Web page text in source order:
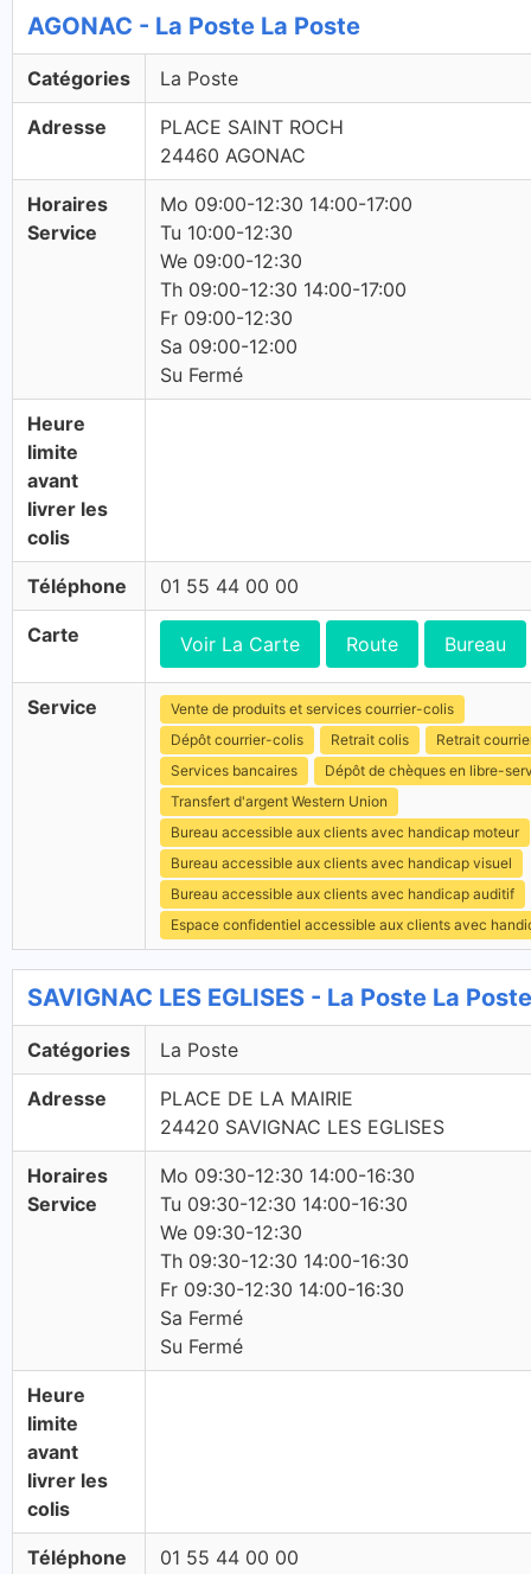
AGONAC - La Poste La Poste
Catégories La Poste
Adresse
PLACE SAINT ROCH
24460 AGONAC
Horaires
Service
Mo 09:00-12:30 14:00-17:00
Tu 10:00-12:30
We 09:00-12:30
Th 09:00-12:30 14:00-17:00
Fr 09:00-12:30
Sa 09:00-12:00
Su Fermé
Heure
limite
avant
livrer les
colis
Téléphone 01 55 44 00 00
Carte Voir La Carte Route Bureau
Service
Vente de produits et services courrier-colis
Dépôt courrier-colis
Retrait colis
Retrait
Services bancaires
Dépôt de chèques en libre-
Transfert d'argent Western Union
Bureau accessible aux clients avec handicap moteur
Bureau accessible aux clients avec handicap visuel
Bureau accessible aux clients avec handicap auditif
Espace confidentiel accessible aux clients avec
SAVIGNAC LES EGLISES - La Poste La Poste
Catégories La Poste
Adresse
PLACE DE LA MAIRIE
24420 SAVIGNAC LES EGLISES
Horaires
Service
Mo 09:30-12:30 14:00-16:30
Tu 09:30-12:30 14:00-16:30
We 09:30-12:30
Th 09:30-12:30 14:00-16:30
Fr 09:30-12:30 14:00-16:30
Sa Fermé
Su Fermé
Heure
limite
avant
livrer les
colis
Téléphone 01 55 44 00 00